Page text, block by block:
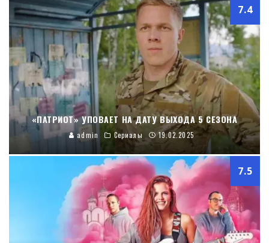
7.4
«ПАТРИОТ» УПОВАЕТ НА ДАТУ ВЫХОДА 5 СЕЗОНА
admin Сериалы 19.02.2025
7.5